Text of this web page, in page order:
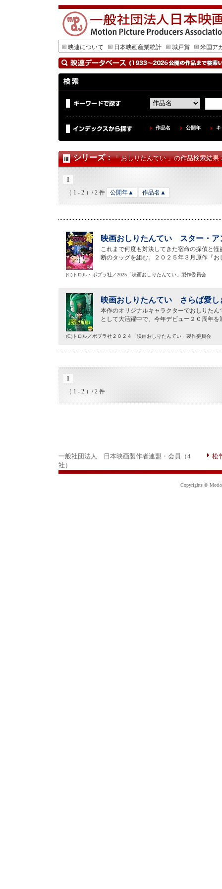
映連について 日本映画産業統計 城戸賞 米国ア
作品名 公開年
シリーズ：「 おしりたんてい 」の作品検索結果
1
（ 1 - 2 ）/ 2 件 公開年▲ 作品名▲
映画おしりたんてい スター・ア
これまで何度も対決してきた宿命の探偵と
断のタッグを組む。２０２５年３月原作『
(C)トロル・ポプラ社／2025「映画おしりたんてい」製作委員会
映画おしりたんてい さらば愛し
本作のオリジナルキャラクターでおしりた
として大活躍中で、今年デビュー２０周年
(C)トロル／ポプラ社２０２４「映画おしりたんてい」製作委員会
1
（ 1 - 2 ）/ 2 件
一般社団法人 日本映画製作者連盟・会員（4
社）
松
Copyrights ©